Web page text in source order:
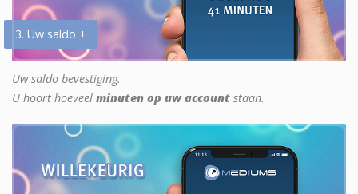
3. Uw saldo +
Uw saldo bevestiging.
U hoort hoeveel minuten op uw account staan.